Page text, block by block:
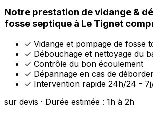
Notre prestation de vidange &
fosse septique à Le Tignet
✓ Vidange et pompage de fosse
✓ Débouchage et nettoyage du
✓ Contrôle du bon écoulement
✓ Dépannage en cas de
✓ Intervention rapide 24h/24 -
sur devis · Durée estimée : 1h à 2h